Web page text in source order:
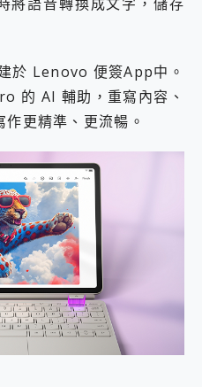
Lenovo 便簽App中。
的 AI 輔助，重寫內容、
更精準、更流暢。